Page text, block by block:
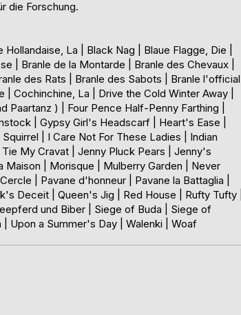
die Forschung.
La | Black Nag | Blaue Flagge, Die |
| Branle de la Montarde | Branle des Chevaux |
des Rats | Branle des Sabots | Branle l'official
| Cochinchine, La | Drive the Cold Winter Away |
) | Four Pence Half-Penny Farthing |
| Gypsy Girl's Headscarf | Heart's Ease |
| I Care Not For These Ladies | Indian
My Cravat | Jenny Pluck Pears | Jenny's
| Morisque | Mulberry Garden | Never
| Pavane d'honneur | Pavane la Battaglia |
Deceit | Queen's Jig | Red House | Rufty Tufty
und Biber | Siege of Buda | Siege of
Upon a Summer's Day | Walenki | Woaf